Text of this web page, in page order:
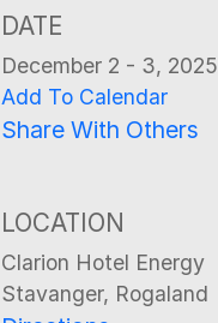
DATE
December 2 - 3, 2025
Add To Calendar
Share With Others
LOCATION
Clarion Hotel Energy
Stavanger, Rogaland